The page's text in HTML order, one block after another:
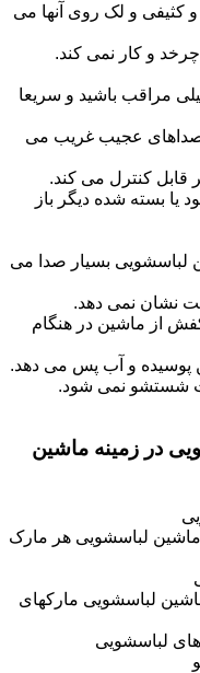
کثیفی و لک روی آنها می
و کار نمی کند.
مراقب باشید و سریعا
عجیب غریب می
قابل کنترل می کند.
بسته شده دیگر باز
بسیار صدا می
نشان نمی دهد.
از ماشین در هنگام
پوسیده و آب پس می دهد.
شستشو نمی شود.
در زمینه ماشین
لباسشویی هر مارک
لباسشویی مارکهای
لباسشویی